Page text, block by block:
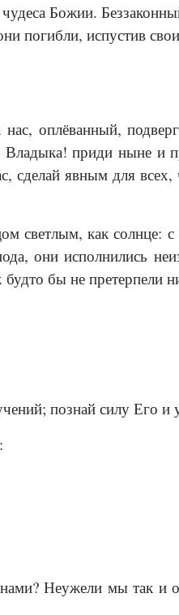
Божии.
погибли, испустив
оплёванный,
приди ныне и
сделай явным для
светлым, как солнце:
они исполнились
бы не претерпели
познай силу Его и
Неужели мы так и